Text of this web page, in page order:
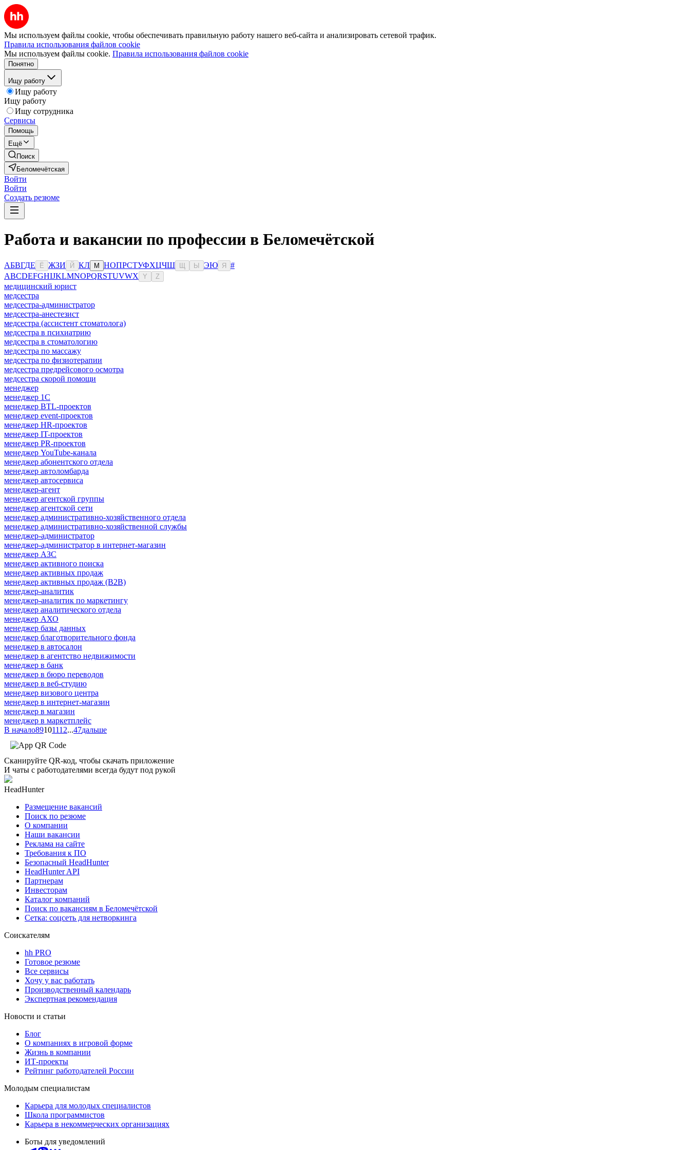
Мы используем файлы cookie, чтобы обеспечивать правильную работу нашего веб-сайта и анализировать сетевой трафик.
Правила использования файлов cookie
Мы используем файлы cookie. Правила использования файлов cookie
Понятно
Ищу работу
Ищу работу
Ищу работу
Ищу сотрудника
Сервисы
Помощь
Ещё
Поиск
Беломечётская
Войти
Войти
Создать резюме
Работа и вакансии по профессии в Беломечётской
АБВГДЕ Ё ЖЗИ Й КЛ М НОПРСТУФХЦЧШ Ы ЭЮ Я
#
ABCDEFGHIJKLMNOPQRSTUVWX Y Z
медицинский юрист
медсестра
медсестра-администратор
медсестра-анестезист
медсестра (ассистент стоматолога)
медсестра в психиатрию
медсестра в стоматологию
медсестра по массажу
медсестра по физиотерапии
медсестра предрейсового осмотра
медсестра скорой помощи
менеджер
менеджер 1С
менеджер BTL-проектов
менеджер event-проектов
менеджер HR-проектов
менеджер IT-проектов
менеджер PR-проектов
менеджер YouTube-канала
менеджер абонентского отдела
менеджер автоломбарда
менеджер автосервиса
менеджер-агент
менеджер агентской группы
менеджер агентской сети
менеджер административно-хозяйственного отдела
менеджер административно-хозяйственной службы
менеджер-администратор
менеджер-администратор в интернет-магазин
менеджер АЗС
менеджер активного поиска
менеджер активных продаж
менеджер активных продаж (B2B)
менеджер-аналитик
менеджер-аналитик по маркетингу
менеджер аналитического отдела
менеджер АХО
менеджер базы данных
менеджер благотворительного фонда
менеджер в автосалон
менеджер в агентство недвижимости
менеджер в банк
менеджер в бюро переводов
менеджер в веб-студию
менеджер визового центра
менеджер в интернет-магазин
менеджер в магазин
менеджер в маркетплейс
В начало89101112...47дальше
Сканируйте QR-код, чтобы скачать приложение
И чаты с работодателями всегда будут под рукой
HeadHunter
Размещение вакансий
Поиск по резюме
О компании
Наши вакансии
Реклама на сайте
Требования к ПО
Безопасный HeadHunter
HeadHunter API
Партнерам
Инвесторам
Каталог компаний
Поиск по вакансиям в Беломечётской
Сетка: соцсеть для нетворкинга
Соискателям
hh PRO
Готовое резюме
Все сервисы
Хочу у вас работать
Производственный календарь
Экспертная рекомендация
Новости и статьи
Блог
О компаниях в игровой форме
Жизнь в компании
ИТ-проекты
Рейтинг работодателей России
Молодым специалистам
Карьера для молодых специалистов
Школа программистов
Карьера в некоммерческих организациях
Боты для уведомлений